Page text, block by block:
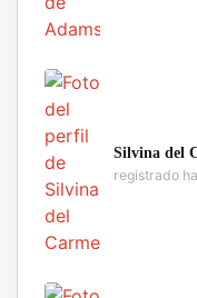
Silvina del
registrado